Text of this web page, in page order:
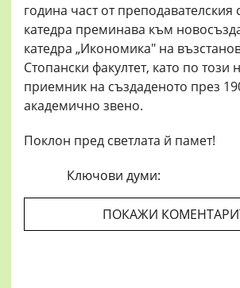
година част от преподавателския
катедра преминава към
катедра „Икономика" на
Стопански факултет, като по този
приемник на създаденото през
академично звено.
Поклон пред светлата й памет!
Ключови думи:
ПОКАЖИ